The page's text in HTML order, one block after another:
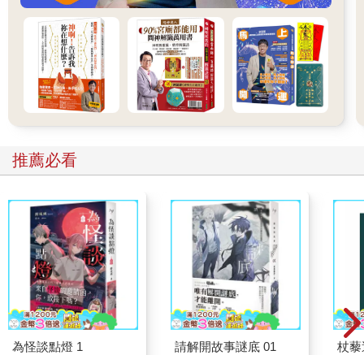
推薦必看
為怪談點燈 1 請解開故事謎底 01
杖